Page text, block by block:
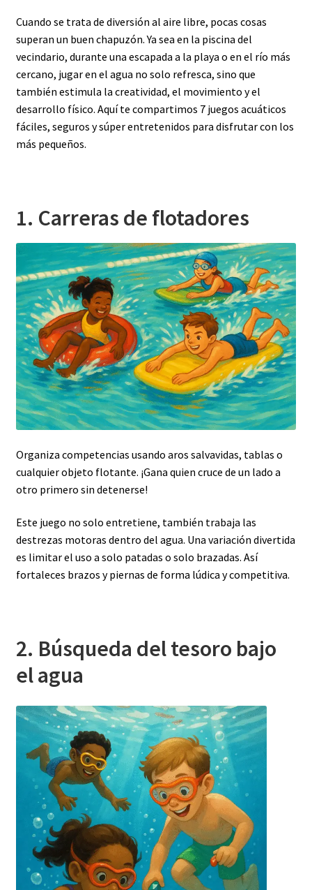
Cuando se trata de diversión al aire libre, pocas cosas
superan un buen chapuzón. Ya sea en la piscina del
vecindario, durante una escapada a la playa o en el río más
cercano, jugar en el agua no solo refresca, sino que
también estimula la creatividad, el movimiento y el
desarrollo físico. Aquí te compartimos 7 juegos acuáticos
fáciles, seguros y súper entretenidos para disfrutar con los
más pequeños.
1. Carreras de flotadores
Organiza competencias usando aros salvavidas, tablas o
cualquier objeto flotante. ¡Gana quien cruce de un lado a
otro primero sin detenerse!
Este juego no solo entretiene, también trabaja las
destrezas motoras dentro del agua. Una variación divertida
es limitar el uso a solo patadas o solo brazadas. Así
fortaleces brazos y piernas de forma lúdica y competitiva.
2. Búsqueda del tesoro bajo
el agua